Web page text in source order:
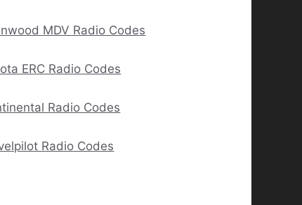
MDV Radio Codes
ERC Radio Codes
Radio Codes
Radio Codes